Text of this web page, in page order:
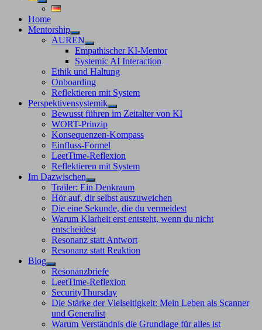
Untermenü
anzeigen
Home
Mentorship
Untermenü
anzeigen
AUREN
Untermenü
anzeigen
Empathischer KI-Mentor
Systemic AI Interaction
Ethik und Haltung
Onboarding
Reflektieren mit System
Perspektivensystemik
Untermenü
anzeigen
Bewusst führen im Zeitalter von KI
WORT-Prinzip
Konsequenzen-Kompass
Einfluss-Formel
LeetTime-Reflexion
Reflektieren mit System
Im Dazwischen
Untermenü
anzeigen
Trailer: Ein Denkraum
Hör auf, dir selbst auszuweichen
Die eine Sekunde, die du vermeidest
Warum Klarheit erst entsteht, wenn du nicht
entscheidest
Resonanz statt Antwort
Resonanz statt Reaktion
Blog
Untermenü
anzeigen
Resonanzbriefe
LeetTime-Reflexion
SecurityThursday
Die Stärke der Vielseitigkeit: Mein Leben als Scanner
und Generalist
Warum Verständnis die Grundlage für alles ist